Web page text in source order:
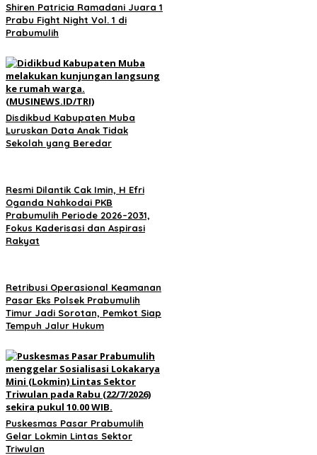
Shiren Patricia Ramadani Juara 1
Prabu Fight Night Vol. 1 di
Prabumulih
Disdikbud Kabupaten Muba
Luruskan Data Anak Tidak
Sekolah yang Beredar
Resmi Dilantik Cak Imin, H Efri
Oganda Nahkodai PKB
Prabumulih Periode 2026–2031,
Fokus Kaderisasi dan Aspirasi
Rakyat
Retribusi Operasional Keamanan
Pasar Eks Polsek Prabumulih
Timur Jadi Sorotan, Pemkot Siap
Tempuh Jalur Hukum
Puskesmas Pasar Prabumulih
Gelar Lokmin Lintas Sektor
Triwulan